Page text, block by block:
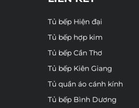
Tủ bếp Hiện đại
Tủ bếp hợp kim
Tủ bếp Cần Thơ
Tủ bếp Kiên Giang
Tủ quần áo cánh kính
Tủ bếp Bình Dương